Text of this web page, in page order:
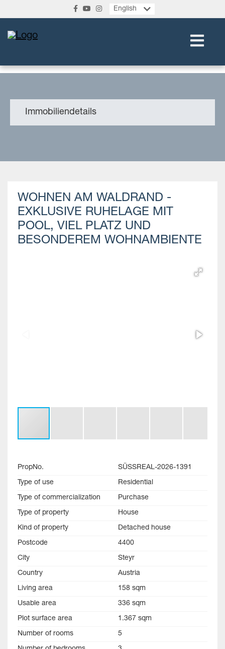
English
Immobiliendetails
WOHNEN AM WALDRAND -
EXKLUSIVE RUHELAGE MIT
POOL, VIEL PLATZ UND
BESONDEREM WOHNAMBIENTE
PropNo. SÜSSREAL-2026-1391
Type of use Residential
Type of commercialization Purchase
Type of property House
Kind of property Detached house
Postcode 4400
City Steyr
Country Austria
Living area 158 sqm
Usable area 336 sqm
Plot surface area 1.367 sqm
Number of rooms 5